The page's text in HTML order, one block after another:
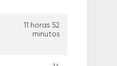
11 horas 52
minutos